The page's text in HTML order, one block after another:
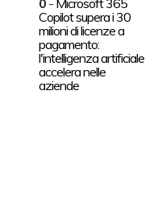
Copilot supera i 30
milioni di licenze a
pagamento:
l'intelligenza artificiale
accelera nelle
aziende